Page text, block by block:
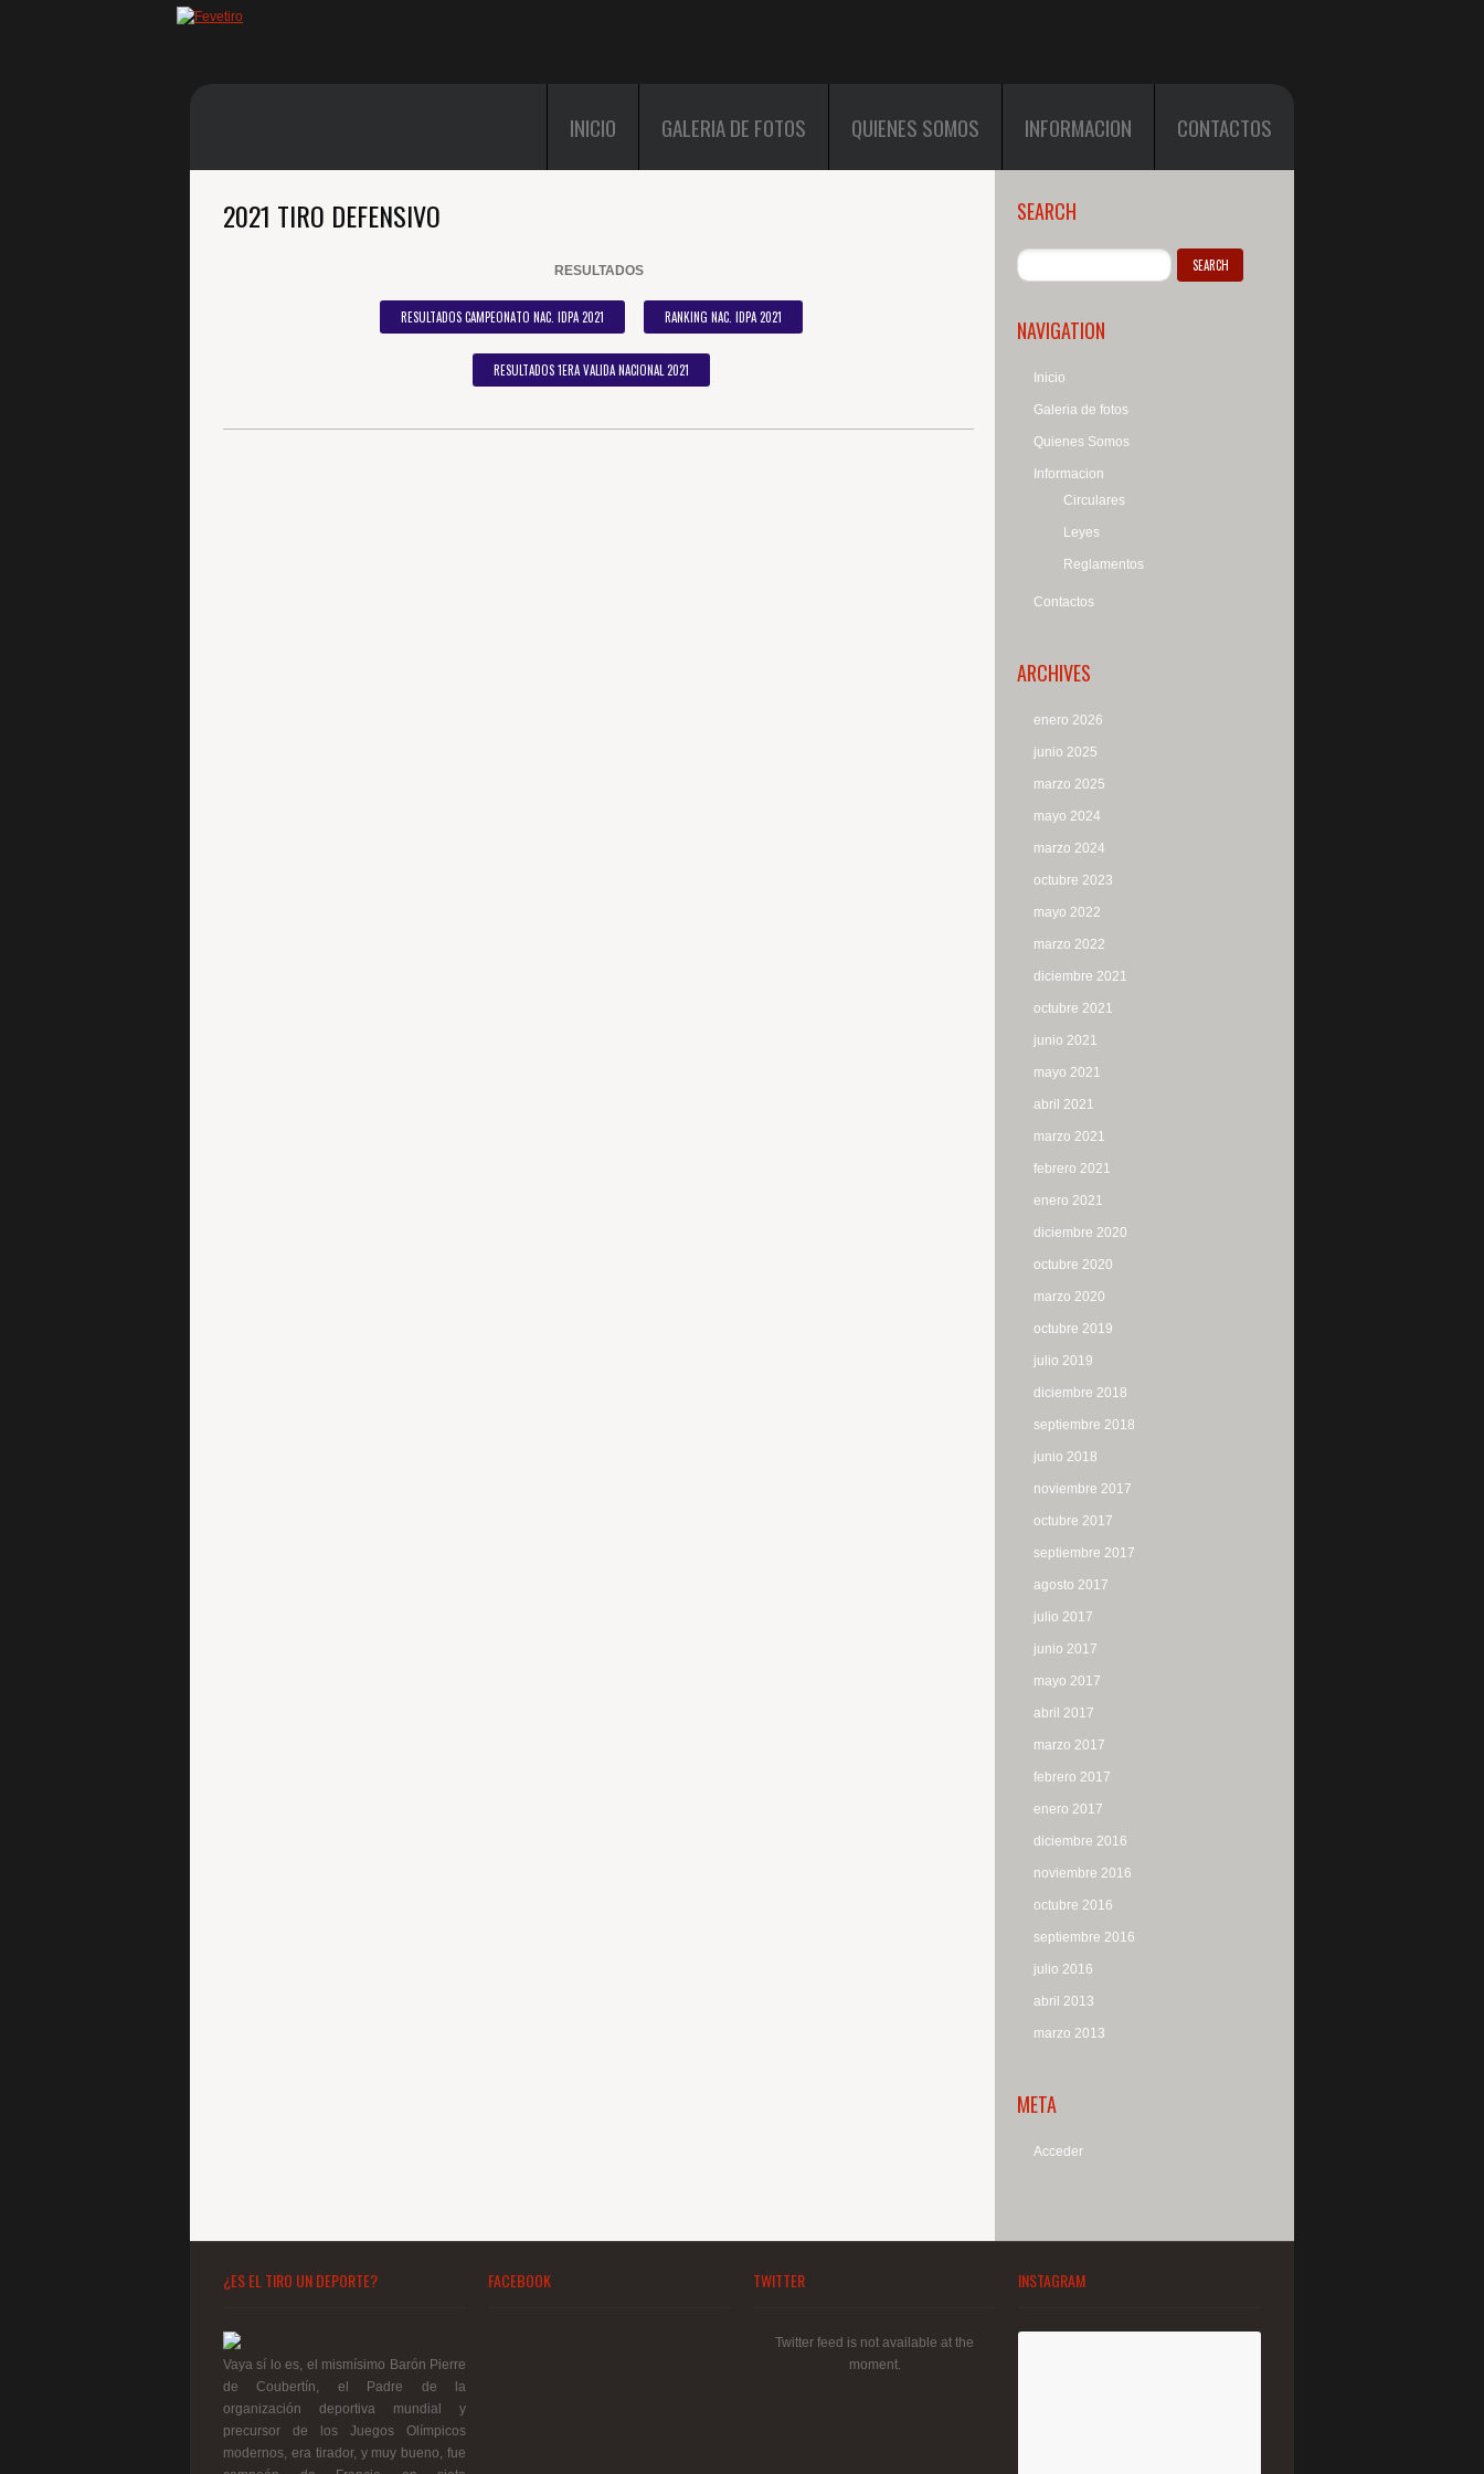
INICIO GALERIA DE FOTOS QUIENES SOMOS INFORMACION CONTACTOS
2021 TIRO DEFENSIVO
RESULTADOS
RESULTADOS CAMPEONATO NAC. IDPA 2021 RANKING NAC. IDPA 2021
RESULTADOS 1ERA VALIDA NACIONAL 2021
SEARCH
NAVIGATION
Inicio
Galeria de fotos
Quienes Somos
Informacion
Circulares
Leyes
Reglamentos
Contactos
ARCHIVES
enero 2026
junio 2025
marzo 2025
mayo 2024
marzo 2024
octubre 2023
mayo 2022
marzo 2022
diciembre 2021
octubre 2021
junio 2021
mayo 2021
abril 2021
marzo 2021
febrero 2021
enero 2021
diciembre 2020
octubre 2020
marzo 2020
octubre 2019
julio 2019
diciembre 2018
septiembre 2018
junio 2018
noviembre 2017
octubre 2017
septiembre 2017
agosto 2017
julio 2017
junio 2017
mayo 2017
abril 2017
marzo 2017
febrero 2017
enero 2017
diciembre 2016
noviembre 2016
octubre 2016
septiembre 2016
julio 2016
abril 2013
marzo 2013
META
Acceder
¿ES EL TIRO UN DEPORTE?
Vaya sí lo es, el mismísimo Barón Pierre
de Coubertín, el Padre de la
organización deportiva mundial y
precursor de los Juegos Olímpicos
modernos, era tirador, y muy bueno, fue
FACEBOOK TWITTER
Twitter feed is not available at the
moment.
INSTAGRAM